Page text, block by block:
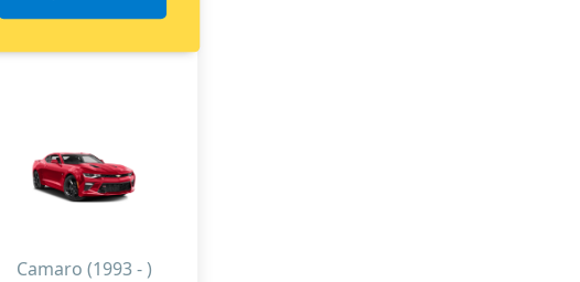
Camaro (1993 - )